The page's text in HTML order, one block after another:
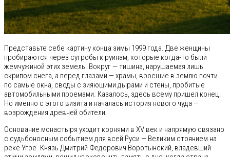
Представьте себе картину конца зимы 1999 года. Две женщины
пробираются через сугробы к руинам, которые когда-то были
жемчужиной этих земель. Вокруг — тишина, нарушаемая лишь
скрипом снега, а перед глазами — храмы, вросшие в землю почти
по самые окна, своды с зияющими дырами и стены, пробитые
автомобильными проемами. Казалось, здесь всему пришел конец.
Но именно с этого визита и началась история нового чуда —
возрождения древней обители.
Основание монастыря уходит корнями в XV век и напрямую связано
с судьбоносным событием для всей Руси — Великим стоянием на
реке Угре. Князь Дмитрий Фёдорович Воротынский, владевший